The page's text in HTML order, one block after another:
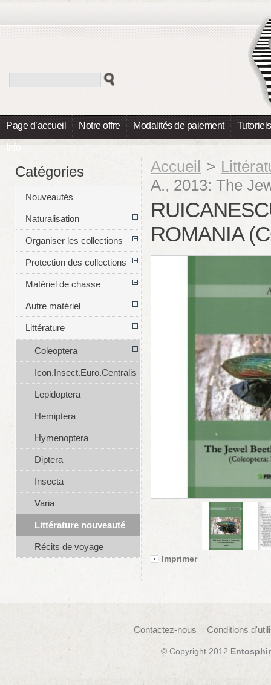
Page d’accueil Notre offre Modalités de paiement Tutoriels
Info
Accueil >
A., 2013: The
ROMANIA
Imprimer
Catégories
Nouveautés
Naturalisation
Organiser les collections
Protection des collections
Matériel de chasse
Autre matériel
Littérature
Coleoptera
Icon.Insect.Euro.Centralis
Lepidoptera
Hemiptera
Hymenoptera
Diptera
Insecta
Varia
Littérature nouveauté
Récits de voyage
Contactez-nous Conditions
© Copyright 2012